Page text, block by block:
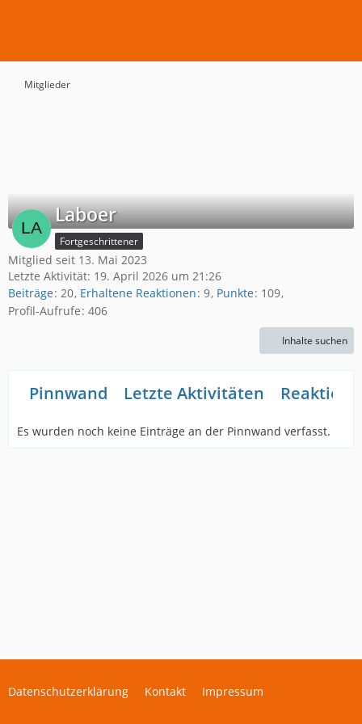
Mitglieder
Laboer
Fortgeschrittener
Mitglied seit 13. Mai 2023
Letzte Aktivität: 19. April 2026 um 21:26
Beiträge 20 Erhaltene Reaktionen 9 Punkte 109
Profil-Aufrufe 406
Inhalte suchen
Pinnwand Letzte Aktivitäten
Es wurden noch keine Einträge an der Pinnwand verfasst.
Datenschutzerklärung Kontakt Impressum